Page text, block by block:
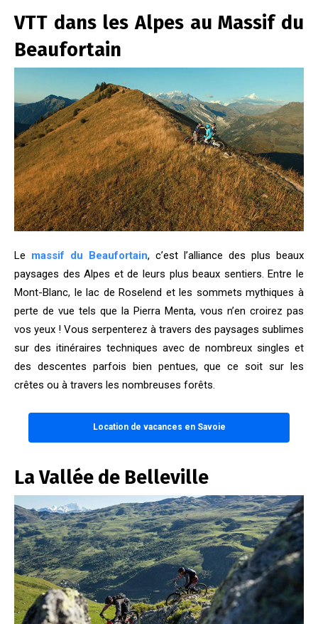
VTT dans les Alpes au Massif du
Beaufortain
Le massif du Beaufortain, c’est l’alliance des plus beaux
paysages des Alpes et de leurs plus beaux sentiers.Entre le
Mont-Blanc, le lac de Roselend et les sommets mythiques à
perte de vue tels que la Pierra Menta, vous n’en croirez pas
vos yeux ! Vous serpenterez à travers des paysages sublimes
sur des itinéraires techniques avec de nombreux singles et
des descentes parfois bien pentues, que ce soit sur les
crêtes ou à travers les nombreuses forêts.
Location de vacances en Savoie
La Vallée de Belleville